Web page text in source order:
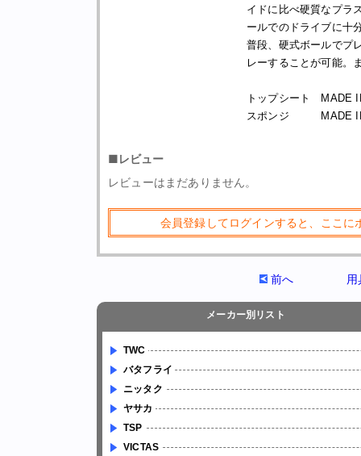
イドに比べ硬質なプラ
ールでのドライブに十
普段、硬式ボールでプ
レーすることが可能。
トップシート MADE
スポンジ MADE
■レビュー
レビューはまだありません。
会員登録してログインすると、ここ
前へ
メーカー別リスト
TWC
バタフライ
ニッタク
ヤサカ
TSP
VICTAS